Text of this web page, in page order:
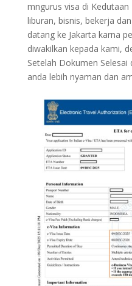
mngurus visa di
liburan, bisnis, bekerja
datang ke Jakarta karna
diwakilkan kepada kami,
Setelah Dokumen
anda lebih nyaman dan